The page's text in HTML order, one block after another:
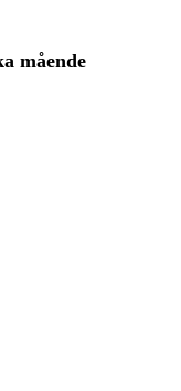
mående